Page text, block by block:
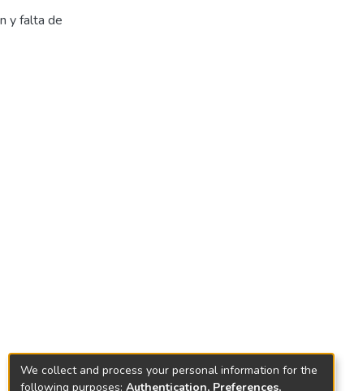
y falta de
We collect and process your personal information for the
following purposes: Authentication, Preferences,